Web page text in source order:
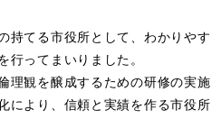
持てる市役所として、わかりやす
行ってまいりました。
理観を醸成するための研修の実施
により、信頼と実績を作る市役所